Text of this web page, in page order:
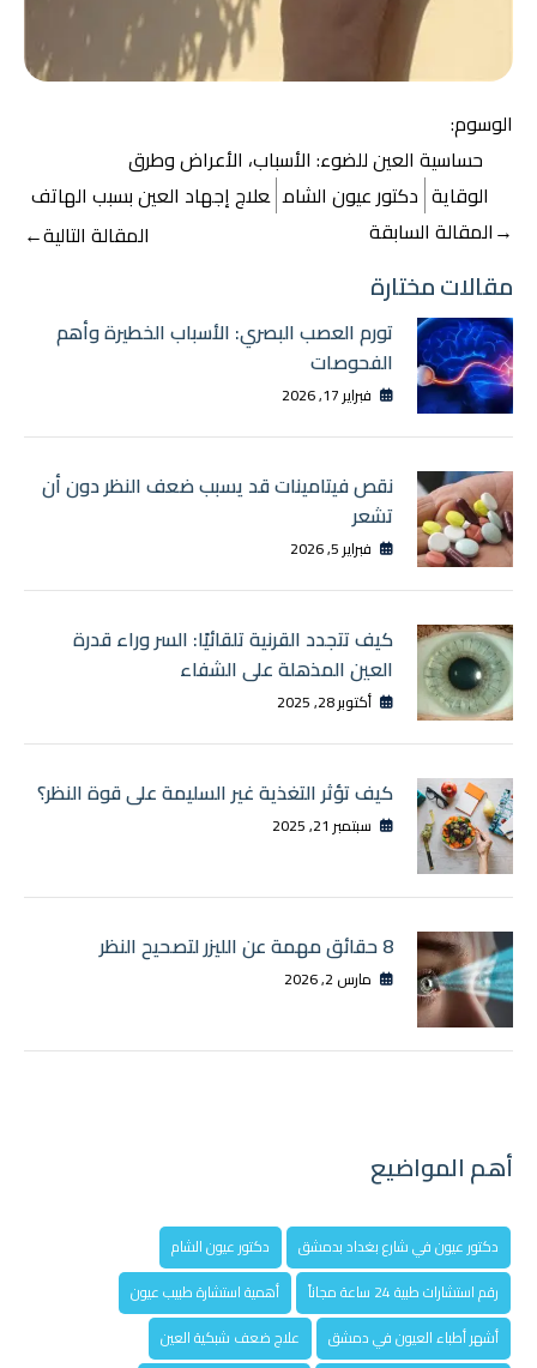
الوسوم:
حساسية العين للضوء: الأسباب، الأعراض وطرق
الوقاية دكتور عيون الشام علاج إجهاد العين بسبب الهاتف
تصفّح
المقالات
→المقالة السابقة المقالة التالية←
مقالات مختارة
تورم العصب البصري: الأسباب الخطيرة وأهم
الفحوصات
فبراير 17, 2026
نقص فيتامينات قد يسبب ضعف النظر دون أن
تشعر
فبراير 5, 2026
كيف تتجدد القرنية تلقائيًا: السر وراء قدرة
العين المذهلة على الشفاء
أكتوبر 28, 2025
كيف تؤثر التغذية غير السليمة على قوة النظر؟
سبتمبر 21, 2025
8 حقائق مهمة عن الليزر لتصحيح النظر
مارس 2, 2026
أهم المواضيع
دكتور عيون في شارع بغداد بدمشق
دكتور عيون الشام
رقم استشارات طبية 24 ساعة مجاناً
أهمية استشارة طبيب عيون
أشهر أطباء العيون في دمشق
علاج ضعف شبكية العين